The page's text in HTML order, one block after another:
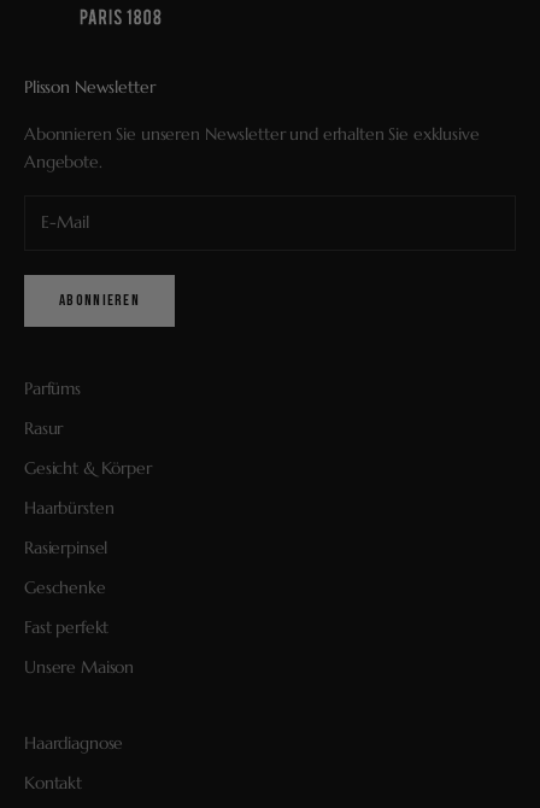
Plisson Newsletter
Abonnieren Sie unseren Newsletter und erhalten Sie exklusive
Angebote.
ABONNIEREN
Parfüms
Rasur
Gesicht & Körper
Haarbürsten
Rasierpinsel
Geschenke
Fast perfekt
Unsere Maison
Haardiagnose
Kontakt